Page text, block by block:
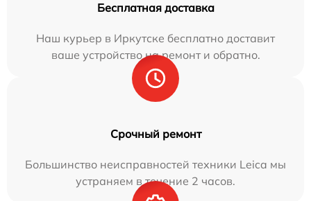
Бесплатная доставка
Наш курьер в Иркутске бесплатно доставит
ваше устройство на ремонт и обратно.
Срочный ремонт
Большинство неисправностей техники Leica мы
устраняем в течение 2 часов.